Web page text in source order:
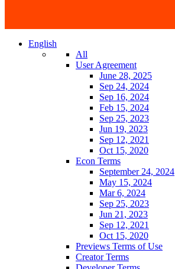
English
All
User Agreement
June 28, 2025
Sep 24, 2024
Sep 16, 2024
Feb 15, 2024
Sep 25, 2023
Jun 19, 2023
Sep 12, 2021
Oct 15, 2020
Econ Terms
September 24, 2024
May 15, 2024
Mar 6, 2024
Sep 25, 2023
Jun 21, 2023
Sep 12, 2021
Oct 15, 2020
Previews Terms of Use
Creator Terms